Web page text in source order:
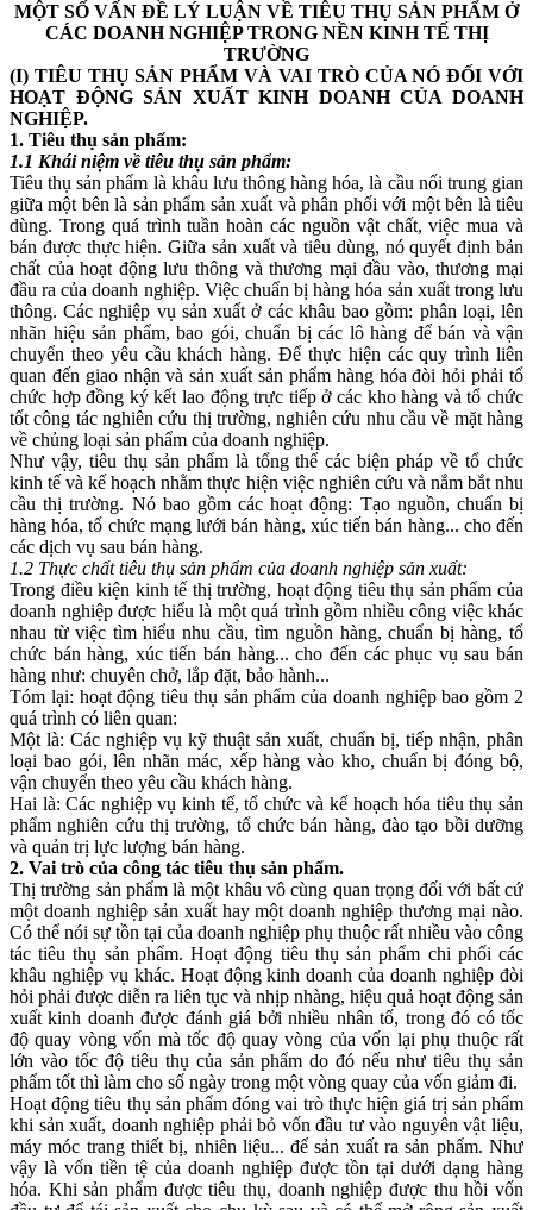
MỘT SỐ VẤN ĐỀ LÝ LUẬN VỀ TIÊU THỤ SẢN PHẨM Ở
CÁC DOANH NGHIỆP TRONG NỀN KINH TẾ THỊ
TRƯỜNG
(I) TIÊU THỤ SẢN PHẨM VÀ VAI TRÒ CỦA NÓ ĐỐI VỚI
HOẠT ĐỘNG SẢN XUẤT KINH DOANH CỦA DOANH
NGHIỆP.
1. Tiêu thụ sản phẩm:
1.1 Khái niệm về tiêu thụ sản phẩm:
Tiêu thụ sản phẩm là khâu lưu thông hàng hóa, là cầu nối trung gian
giữa một bên là sản phẩm sản xuất và phân phối với một bên là tiêu
dùng. Trong quá trình tuần hoàn các nguồn vật chất, việc mua và
bán được thực hiện. Giữa sản xuất và tiêu dùng, nó quyết định bản
chất của hoạt động lưu thông và thương mại đầu vào, thương mại
đầu ra của doanh nghiệp. Việc chuẩn bị hàng hóa sản xuất trong lưu
thông. Các nghiệp vụ sản xuất ở các khâu bao gồm: phân loại, lên
nhãn hiệu sản phẩm, bao gói, chuẩn bị các lô hàng để bán và vận
chuyển theo yêu cầu khách hàng. Để thực hiện các quy trình liên
quan đến giao nhận và sản xuất sản phẩm hàng hóa đòi hỏi phải tổ
chức hợp đồng ký kết lao động trực tiếp ở các kho hàng và tổ chức
tốt công tác nghiên cứu thị trường, nghiên cứu nhu cầu về mặt hàng
về chủng loại sản phẩm của doanh nghiệp.
Như vậy, tiêu thụ sản phẩm là tổng thể các biện pháp về tổ chức
kinh tế và kế hoạch nhằm thực hiện việc nghiên cứu và nắm bắt nhu
cầu thị trường. Nó bao gồm các hoạt động: Tạo nguồn, chuẩn bị
hàng hóa, tổ chức mạng lưới bán hàng, xúc tiến bán hàng... cho đến
các dịch vụ sau bán hàng.
1.2 Thực chất tiêu thụ sản phẩm của doanh nghiệp sản xuất:
Trong điều kiện kinh tế thị trường, hoạt động tiêu thụ sản phẩm của
doanh nghiệp được hiểu là một quá trình gồm nhiều công việc khác
nhau từ việc tìm hiểu nhu cầu, tìm nguồn hàng, chuẩn bị hàng, tổ
chức bán hàng, xúc tiến bán hàng... cho đến các phục vụ sau bán
hàng như: chuyên chở, lắp đặt, bảo hành...
Tóm lại: hoạt động tiêu thụ sản phẩm của doanh nghiệp bao gồm 2
quá trình có liên quan:
Một là: Các nghiệp vụ kỹ thuật sản xuất, chuẩn bị, tiếp nhận, phân
loại bao gói, lên nhãn mác, xếp hàng vào kho, chuẩn bị đóng bộ,
vận chuyển theo yêu cầu khách hàng.
Hai là: Các nghiệp vụ kinh tế, tổ chức và kế hoạch hóa tiêu thụ sản
phẩm nghiên cứu thị trường, tổ chức bán hàng, đào tạo bồi dưỡng
và quản trị lực lượng bán hàng.
2. Vai trò của công tác tiêu thụ sản phẩm.
Thị trường sản phẩm là một khâu vô cùng quan trọng đối với bất cứ
một doanh nghiệp sản xuất hay một doanh nghiệp thương mại nào.
Có thể nói sự tồn tại của doanh nghiệp phụ thuộc rất nhiều vào công
tác tiêu thụ sản phẩm. Hoạt động tiêu thụ sản phẩm chi phối các
khâu nghiệp vụ khác. Hoạt động kinh doanh của doanh nghiệp đòi
hỏi phải được diễn ra liên tục và nhịp nhàng, hiệu quả hoạt động sản
xuất kinh doanh được đánh giá bởi nhiều nhân tố, trong đó có tốc
độ quay vòng vốn mà tốc độ quay vòng của vốn lại phụ thuộc rất
lớn vào tốc độ tiêu thụ của sản phẩm do đó nếu như tiêu thụ sản
phẩm tốt thì làm cho số ngày trong một vòng quay của vốn giảm đi.
Hoạt động tiêu thụ sản phẩm đóng vai trò thực hiện giá trị sản phẩm
khi sản xuất, doanh nghiệp phải bỏ vốn đầu tư vào nguyên vật liệu,
máy móc trang thiết bị, nhiên liệu... để sản xuất ra sản phẩm. Như
vậy là vốn tiền tệ của doanh nghiệp được tồn tại dưới dạng hàng
hóa. Khi sản phẩm được tiêu thụ, doanh nghiệp được thu hồi vốn